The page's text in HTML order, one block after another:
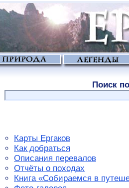
Поиск
Карты Ергаков
Как добраться
Описания перевалов
Отчёты о походах
Книга «Собираемся в